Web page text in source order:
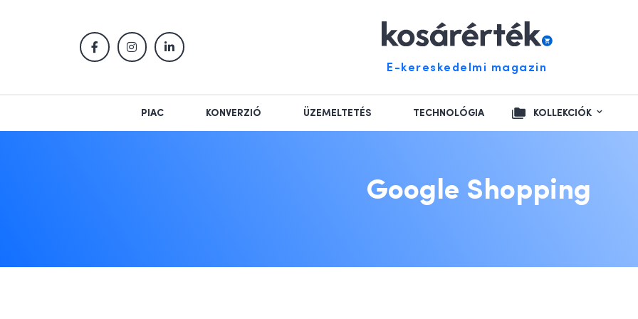
E-kereskedelmi magazin
PIAC KONVERZIÓ ÜZEMELTETÉS TECHNOLÓGIA KOLLEKCIÓK
Google Shopping